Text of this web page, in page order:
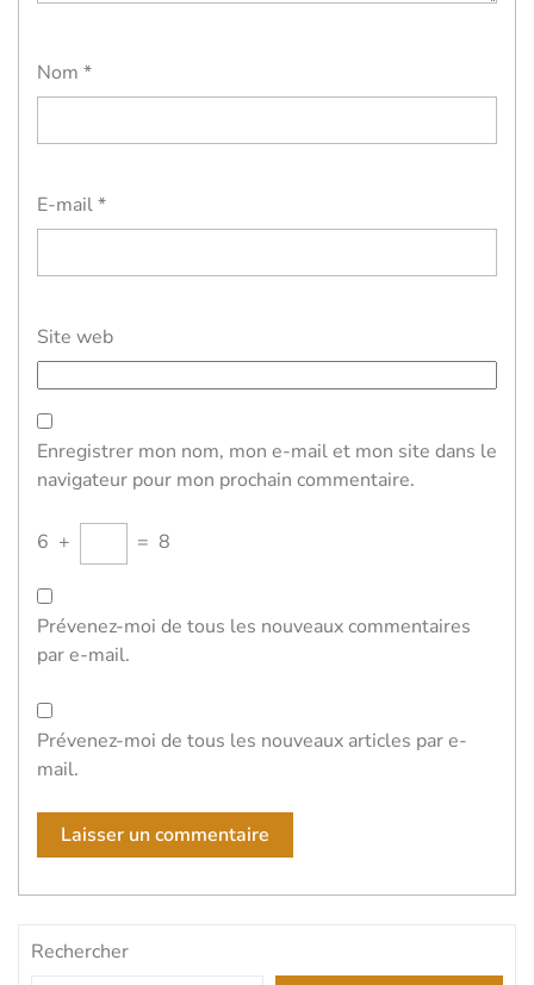
Nom *
E-mail*
Site web
Enregistrer mon nom, mon e-mail et mon site dans le
navigateur pour mon prochain commentaire.
6 + = 8
Prévenez-moi de tous les nouveaux commentaires
par e-mail.
Prévenez-moi de tous les nouveaux articles par e-
mail.
Rechercher